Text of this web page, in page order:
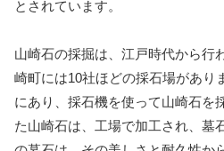
とされています。
山崎石の採掘は、江戸時代から行
崎町には10社ほどの採石場があり
にあり、採石機を使って山崎石を
た山崎石は、工場で加工され、墓